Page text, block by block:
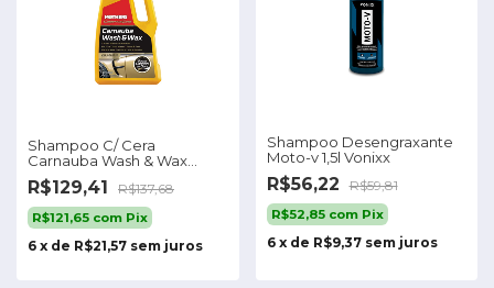
Shampoo C/ Cera
Carnauba Wash & Wax
California Mothers 1,82l
R$129,41 R$137,68
R$121,65 com Pix
6 x de R$21,57 sem juros
Shampoo Desengraxante
Moto-v 1,5l Vonixx
R$56,22 R$59,81
R$52,85 com Pix
6 x de R$9,37 sem juros